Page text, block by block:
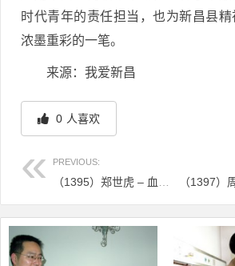
时代青年的责任担当，也为新昌县
浓墨重彩的一笔。
来源：我爱新昌
0 人喜欢
PREVIOUS:
文章导航